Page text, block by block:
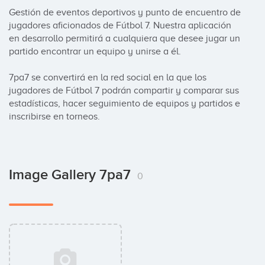
Gestión de eventos deportivos y punto de encuentro de
jugadores aficionados de Fútbol 7. Nuestra aplicación
en desarrollo permitirá a cualquiera que desee jugar un
partido encontrar un equipo y unirse a él.
7pa7 se convertirá en la red social en la que los
jugadores de Fútbol 7 podrán compartir y comparar sus
estadísticas, hacer seguimiento de equipos y partidos e
inscribirse en torneos.
Image Gallery 7pa7 0